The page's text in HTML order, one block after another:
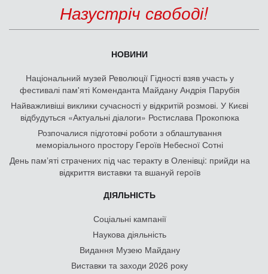
Назустріч свободі!
НОВИНИ
Національний музей Революції Гідності взяв участь у
фестивалі пам'яті Коменданта Майдану Андрія Парубія
Найважливіші виклики сучасності у відкритій розмові. У Києві
відбудуться «Актуальні діалоги» Ростислава Прокопюка
Розпочалися підготовчі роботи з облаштування
меморіального простору Героїв Небесної Сотні
День памʼяті страчених під час теракту в Оленівці: прийди на
відкриття виставки та вшануй героїв
ДІЯЛЬНІСТЬ
Соціальні кампанії
Наукова діяльність
Видання Музею Майдану
Виставки та заходи 2026 року